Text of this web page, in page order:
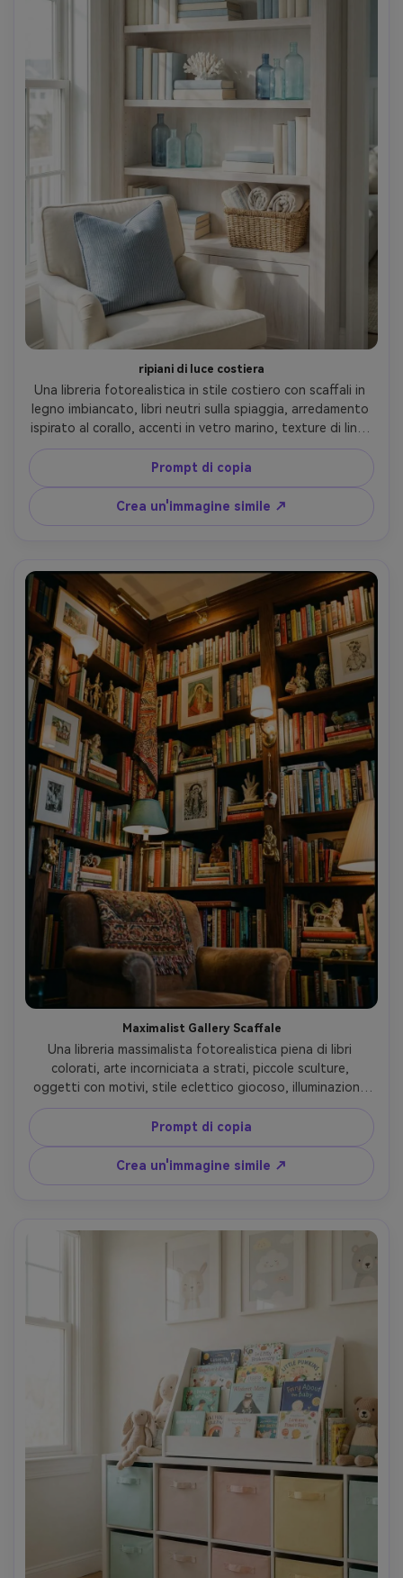
ripiani di luce costiera
Una libreria fotorealistica in stile costiero con scaffali in
legno imbiancato, libri neutri sulla spiaggia, arredamento
ispirato al corallo, accenti in vetro marino, texture di lino,
luce diurna luminosa e ariosa, tavolozza di colori blu e
sabbia morbida, scattata su Canon R5 50mm f/2.2,
composizione pulita, riflessi delicati, foto interna di
qualità rivista-AR 4:5
Prompt di copia
Crea un'immagine simile ↗
Maximalist Gallery Scaffale
Una libreria massimalista fotorealistica piena di libri
colorati, arte incorniciata a strati, piccole sculture,
oggetti con motivi, stile eclettico giocoso, illuminazione
drammatica ma accogliente, scattato su Sony A7IV 35mm
f/1.8, angolo dinamico, alto dettaglio, gradazione audace
dei colori, decorazione editoriale per la casa estetica- -ar
4:5
Prompt di copia
Crea un'immagine simile ↗